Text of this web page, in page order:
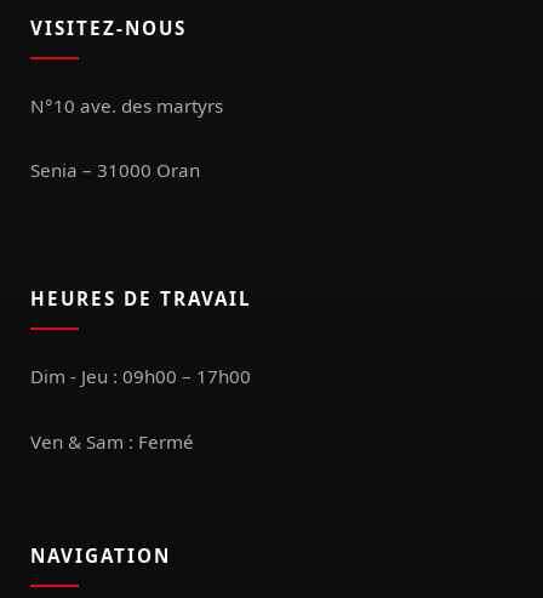
VISITEZ-NOUS
N°10 ave. des martyrs
Senia – 31000 Oran
HEURES DE TRAVAIL
Dim - Jeu : 09h00 – 17h00
Ven & Sam : Fermé
NAVIGATION